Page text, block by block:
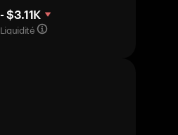
- $3.11K
Liquidité